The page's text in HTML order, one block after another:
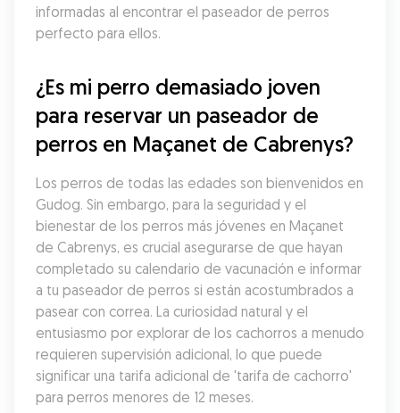
informadas al encontrar el paseador de perros
perfecto para ellos.
¿Es mi perro demasiado joven
para reservar un paseador de
perros en Maçanet de Cabrenys?
Los perros de todas las edades son bienvenidos en
Gudog. Sin embargo, para la seguridad y el
bienestar de los perros más jóvenes en Maçanet
de Cabrenys, es crucial asegurarse de que hayan
completado su calendario de vacunación e informar
a tu paseador de perros si están acostumbrados a
pasear con correa. La curiosidad natural y el
entusiasmo por explorar de los cachorros a menudo
requieren supervisión adicional, lo que puede
significar una tarifa adicional de 'tarifa de cachorro'
para perros menores de 12 meses.